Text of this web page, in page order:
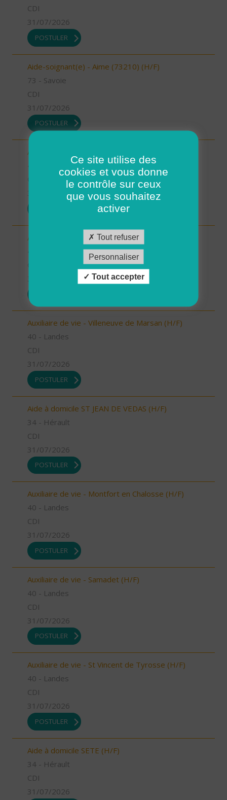
CDI
31/07/2026
POSTULER
Aide-soignant(e) - Aime (73210) (H/F)
73 - Savoie
CDI
31/07/2026
POSTULER
Auxiliaire de vie - Mimizan (H/F)
31/07/2026
Auxiliaire de vie - Labouheyre (H/F)
Auxiliaire de vie - Villeneuve de Marsan (H/F)
40 - Landes
CDI
31/07/2026
POSTULER
Aide à domicile ST JEAN DE VEDAS (H/F)
34 - Hérault
CDI
31/07/2026
POSTULER
Auxiliaire de vie - Montfort en Chalosse (H/F)
40 - Landes
CDI
31/07/2026
POSTULER
Auxiliaire de vie - Samadet (H/F)
40 - Landes
CDI
31/07/2026
POSTULER
Auxiliaire de vie - St Vincent de Tyrosse (H/F)
40 - Landes
CDI
31/07/2026
POSTULER
Aide à domicile SETE (H/F)
34 - Hérault
CDI
31/07/2026
Ce site utilise des
cookies et vous donne
le contrôle sur ceux
que vous souhaitez
activer
Tout refuser
Personnaliser
Tout accepter